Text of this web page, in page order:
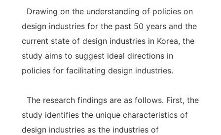
Drawing on the understanding of policies on
design industries for the past 50 years and the
current state of design industries in Korea, the
study aims to suggest ideal directions in
policies for facilitating design industries.
The research findings are as follows. First, the
study identifies the unique characteristics of
design industries as the industries of